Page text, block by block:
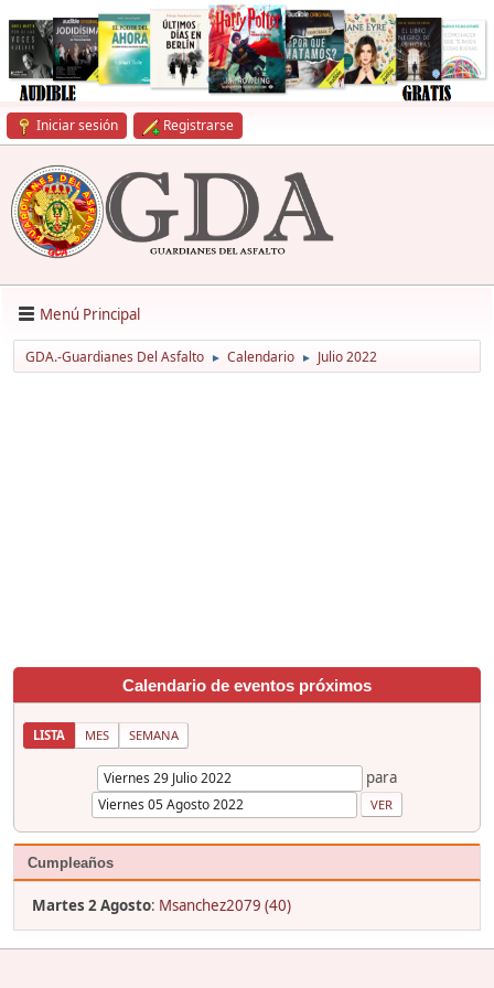
Iniciar sesión Registrarse
Menú Principal
GDA.-Guardianes Del Asfalto ► Calendario ► Julio 2022
Calendario de eventos próximos
LISTA MES SEMANA
para
Cumpleaños
Martes 2 Agosto: Msanchez2079 (40)